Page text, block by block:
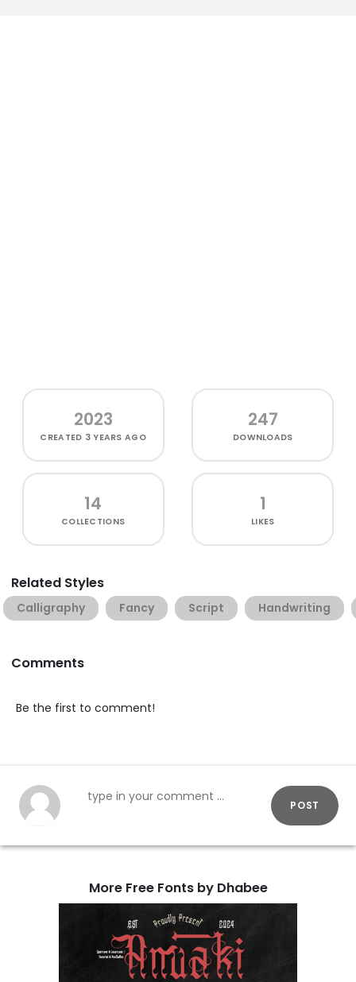
2023
CREATED 3 YEARS AGO
247
DOWNLOADS
14
COLLECTIONS
1
LIKES
Related Styles
Calligraphy Fancy Script Handwriting
Comments
Be the first to comment!
POST
More Free Fonts by Dhabee